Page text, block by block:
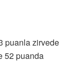
puanla zirvede
52 puanda